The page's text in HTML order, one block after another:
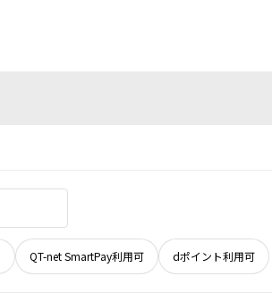
QT-net SmartPay利用可 dポイント利用可